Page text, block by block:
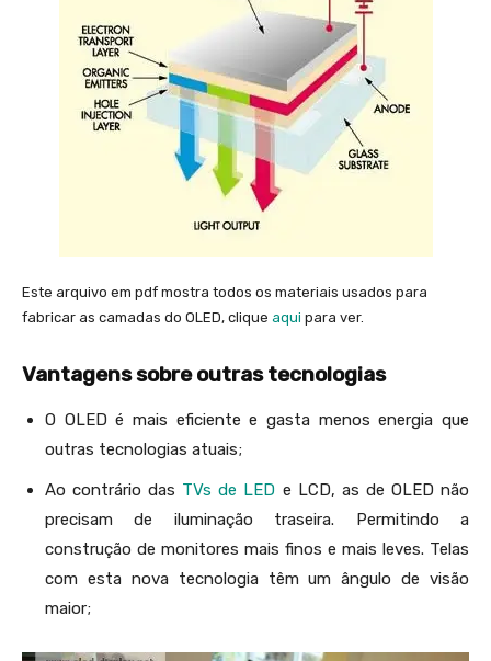
Este arquivo em pdf mostra todos os materiais usados para
fabricar as camadas do OLED, clique aqui para ver.
Vantagens sobre outras tecnologias
O OLED é mais eficiente e gasta menos energia que
outras tecnologias atuais;
Ao contrário das TVs de LED e LCD, as de OLED não
precisam de iluminação traseira. Permitindo a
construção de monitores mais finos e mais leves. Telas
com esta nova tecnologia têm um ângulo de visão
maior;